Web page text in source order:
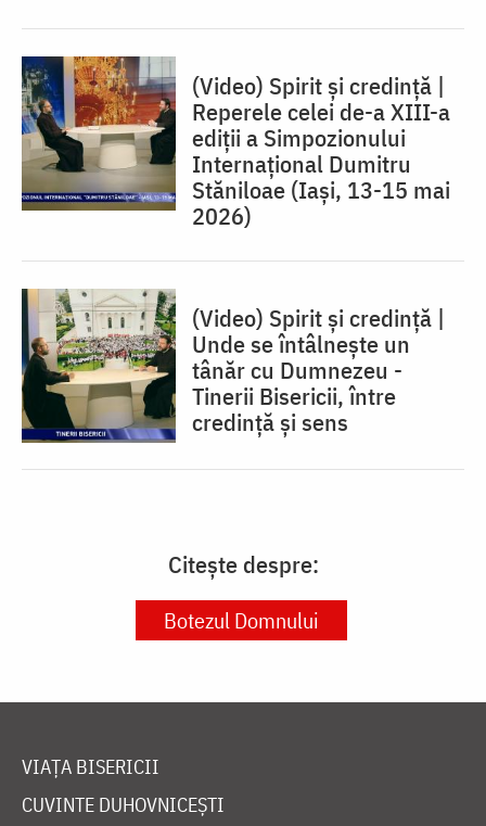
(Video) Spirit și credință |
Reperele celei de-a XIII-a
ediții a Simpozionului
Internațional Dumitru
Stăniloae (Iaşi, 13-15 mai
2026)
(Video) Spirit și credință |
Unde se întâlnește un
tânăr cu Dumnezeu -
Tinerii Bisericii, între
credinţă şi sens
Citește despre:
Botezul Domnului
VIAȚA BISERICII
CUVINTE DUHOVNICEȘTI